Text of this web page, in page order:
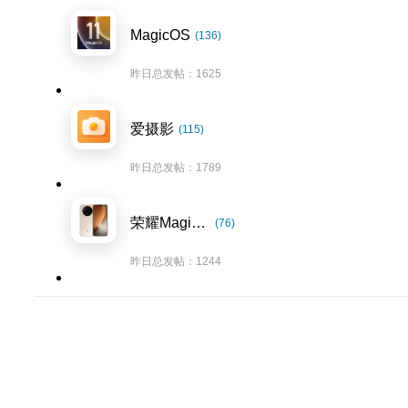
MagicOS (136)
昨日总发帖：1625
爱摄影 (115)
昨日总发帖：1789
荣耀Magic8系列 (76)
昨日总发帖：1244